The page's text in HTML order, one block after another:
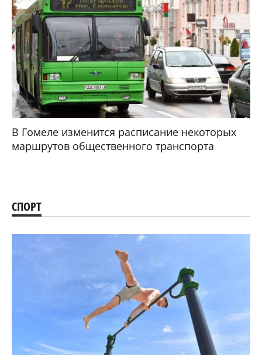
В Гомеле изменится расписание некоторых
маршрутов общественного транспорта
СПОРТ